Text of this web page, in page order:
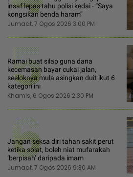
insaf lepas tahu polisi kedai - “Saya
kongsikan benda haram”
Jumaat, 7 Ogos 2026 3:00 PM
5
Ramai buat silap guna dana
kecemasan bayar cukai jalan,
seeloknya mula asingkan duit ikut 6
kategori ini
Khamis, 6 Ogos 2026 2:30 PM
6
Jangan seksa diri tahan sakit perut
ketika solat, boleh niat mufarakah
‘berpisah’ daripada imam
Jumaat, 7 Ogos 2026 9:30 AM